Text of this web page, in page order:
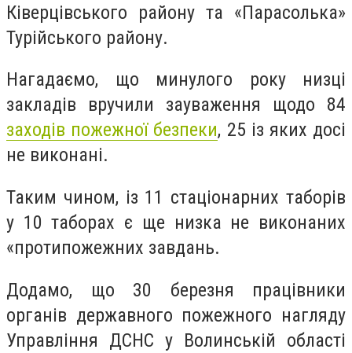
Ківерцівського району та «Парасолька»
Турійського району.
Нагадаємо, що минулого року низці
закладів вручили зауваження щодо 84
заходів пожежної безпеки, 25 із яких досі
не виконані.
Таким чином, із 11 стаціонарних таборів
у 10 таборах є ще низка не виконаних
«протипожежних завдань.
Додамо, що 30 березня працівники
органів державного пожежного нагляду
Управління ДСНС у Волинській області